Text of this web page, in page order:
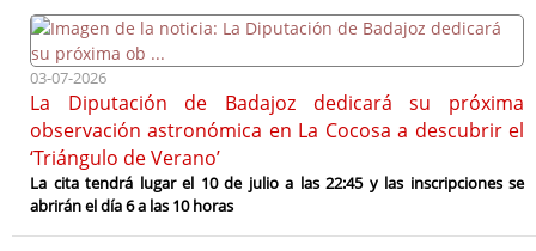
03-07-2026
La Diputación de Badajoz dedicará su próxima
observación astronómica en La Cocosa a descubrir el
‘Triángulo de Verano’
La cita tendrá lugar el 10 de julio a las 22:45 y las inscripciones se
abrirán el día 6 a las 10 horas